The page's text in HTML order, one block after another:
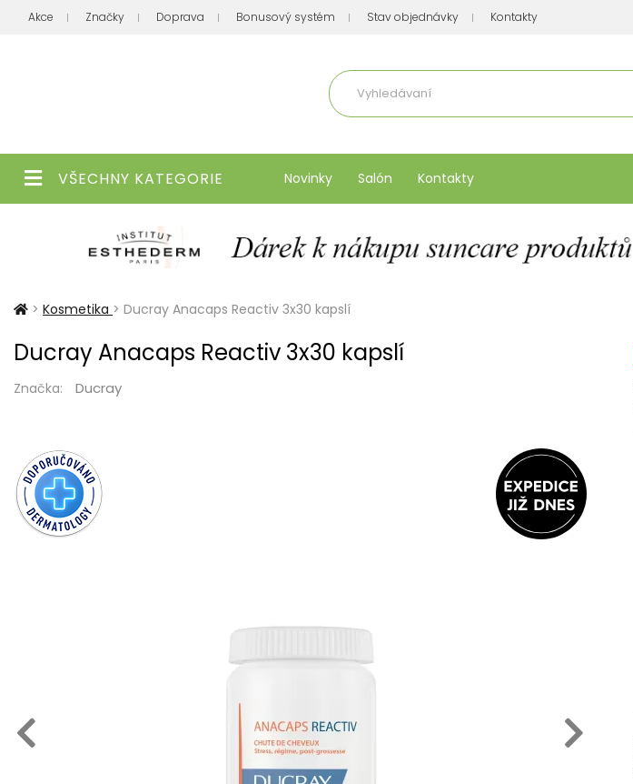
Akce Značky Doprava Bonusový systém Stav objednávky Kontakty
VŠECHNY KATEGORIE Novinky Salón Kontakty
> Kosmetika > Ducray Anacaps Reactiv 3x30 kapslí
Ducray Anacaps Reactiv 3x30 kapslí
Značka: Ducray